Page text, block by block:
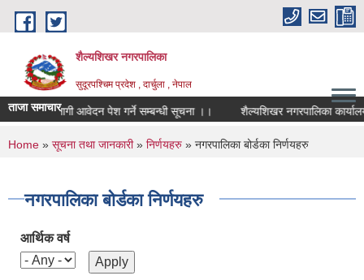
Skip to main content
शैल्यशिखर नगरपालिका
सुदूरपश्चिम प्रदेश , दार्चुला , नेपाल
ताजा समाचार
खोपकर्ताका लागी आवेदन पेश गर्ने सम्बन्धी सूचना ।। शैल्यशिखर नगरपालिका
You are here
Home » सूचना तथा जानकारी» निर्णयहरु » नगरपालिका बोर्डका निर्णयहरु
नगरपालिका बोर्डका निर्णयहरु
आर्थिक वर्ष